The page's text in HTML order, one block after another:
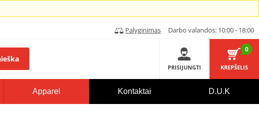
Palyginimas Darbo valandos: 10:00 - 18:00
PRISIJUNGTI
0
KREPŠELIS
Apparel Kontaktai D.U.K